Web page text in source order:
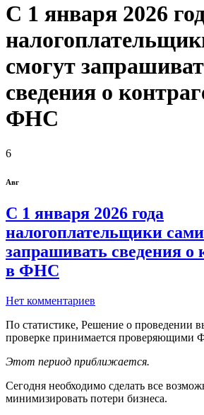
С 1 января 2026
смогут
сведения о
ФНС
6
Авг
С 1 января 2026 года
налогоплательщики
запрашивать сведения о
в ФНС
Нет комментариев
По статистике, Решение о проведении
проверке принимается проверяющими
Этот период приближается.
Сегодня необходимо сделать все
минимизировать потери бизнеса.